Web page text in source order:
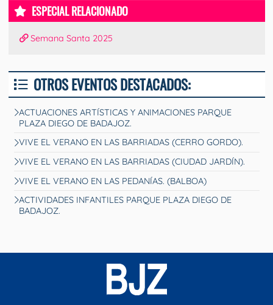
ESPECIAL RELACIONADO
Semana Santa 2025
OTROS EVENTOS DESTACADOS:
ACTUACIONES ARTÍSTICAS Y ANIMACIONES PARQUE
PLAZA DIEGO DE BADAJOZ.
VIVE EL VERANO EN LAS BARRIADAS (CERRO GORDO).
VIVE EL VERANO EN LAS BARRIADAS (CIUDAD JARDÍN).
VIVE EL VERANO EN LAS PEDANÍAS. (BALBOA)
ACTIVIDADES INFANTILES PARQUE PLAZA DIEGO DE
BADAJOZ.